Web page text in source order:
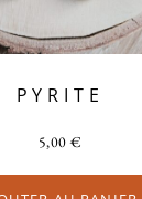
PYRITE
5,00€